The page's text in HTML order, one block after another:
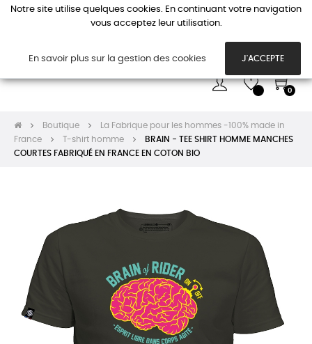
la
0
Boutique
La Fabrique pour les hommes -100% made in
France
T-shirt homme
BRAIN - TEE SHIRT HOMME MANCHES
COURTES FABRIQUÉ EN FRANCE EN COTON BIO
Notre site utilise quelques cookies. En continuant votre navigation
vous acceptez leur utilisation.
En savoir plus sur la gestion des cookies J'ACCEPTE